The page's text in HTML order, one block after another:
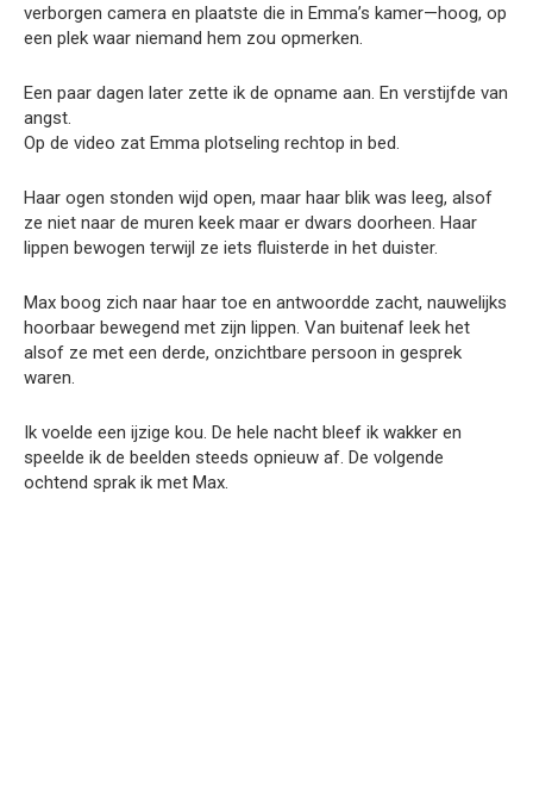
verborgen camera en plaatste die in Emma’s kamer—hoog, op
een plek waar niemand hem zou opmerken.
Een paar dagen later zette ik de opname aan. En verstijfde van
angst.
Op de video zat Emma plotseling rechtop in bed.
Haar ogen stonden wijd open, maar haar blik was leeg, alsof
ze niet naar de muren keek maar er dwars doorheen. Haar
lippen bewogen terwijl ze iets fluisterde in het duister.
Max boog zich naar haar toe en antwoordde zacht, nauwelijks
hoorbaar bewegend met zijn lippen. Van buitenaf leek het
alsof ze met een derde, onzichtbare persoon in gesprek
waren.
Ik voelde een ijzige kou. De hele nacht bleef ik wakker en
speelde ik de beelden steeds opnieuw af. De volgende
ochtend sprak ik met Max.